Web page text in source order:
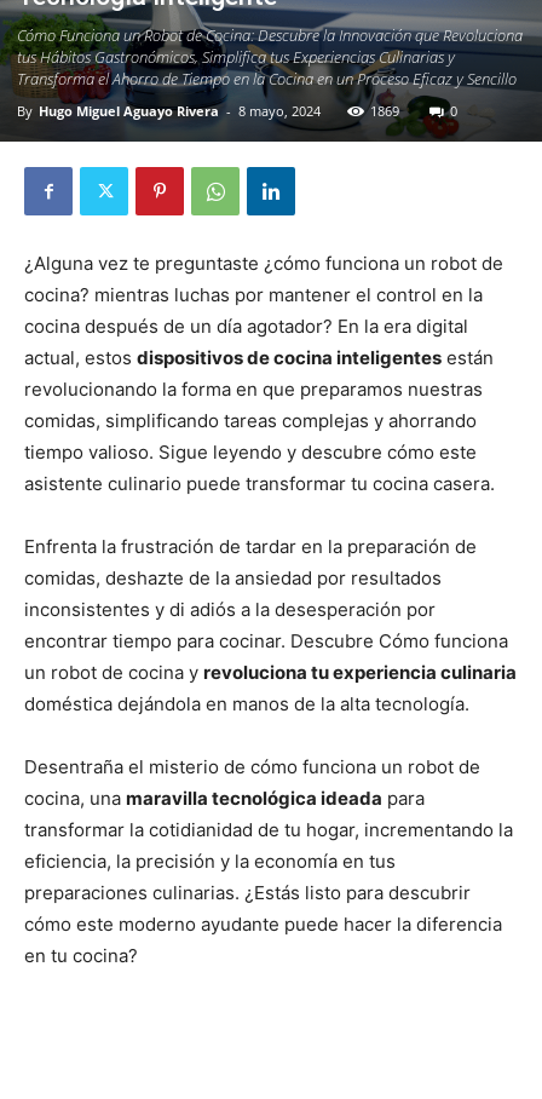
Cómo Funciona un Robot de Cocina: Descubre la Innovación que Revoluciona
tus Hábitos Gastronómicos, Simplifica tus Experiencias Culinarias y
Transforma el Ahorro de Tiempo en la Cocina en un Proceso Eficaz y Sencillo
By Hugo Miguel Aguayo Rivera - 8 mayo, 2024 1869 0
¿Alguna vez te preguntaste ¿cómo funciona un robot de
cocina? mientras luchas por mantener el control en la
cocina después de un día agotador? En la era digital
actual, estos dispositivos de cocina inteligentes están
revolucionando la forma en que preparamos nuestras
comidas, simplificando tareas complejas y ahorrando
tiempo valioso. Sigue leyendo y descubre cómo este
asistente culinario puede transformar tu cocina casera.
Enfrenta la frustración de tardar en la preparación de
comidas, deshazte de la ansiedad por resultados
inconsistentes y di adiós a la desesperación por
encontrar tiempo para cocinar. Descubre Cómo funciona
un robot de cocina y revoluciona tu experiencia culinaria
doméstica dejándola en manos de la alta tecnología.
Desentraña el misterio de cómo funciona un robot de
cocina, una maravilla tecnológica ideada para
transformar la cotidianidad de tu hogar, incrementando la
eficiencia, la precisión y la economía en tus
preparaciones culinarias. ¿Estás listo para descubrir
cómo este moderno ayudante puede hacer la diferencia
en tu cocina?